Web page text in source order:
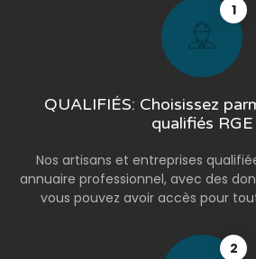
1
QUALIFIÉS: Choisissez
qualifiés RGE
Nos artisans et entreprises
annuaire professionnel, avec des
vous pouvez avoir accès pour
2